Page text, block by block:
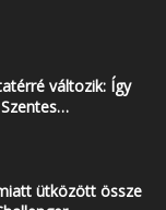
változik: Így
ütközött össze